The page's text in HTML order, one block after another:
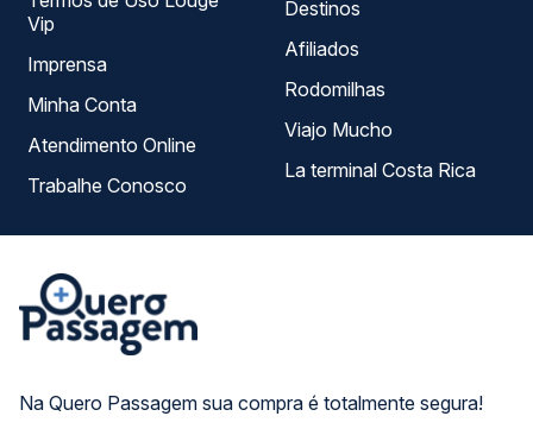
Na Quero Passagem sua compra é totalmente segura!
Vip
Imprensa
Minha Conta
Atendimento Online
Trabalhe Conosco
Destinos
Afiliados
Rodomilhas
Viajo Mucho
La terminal Costa Rica